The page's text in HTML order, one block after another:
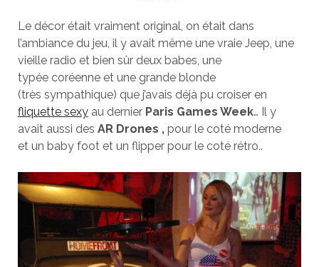
Le décor était vraiment original, on était dans
l’ambiance du jeu, il y avait même une vraie Jeep, une
vieille radio et bien sûr deux babes, une
typée coréenne et une grande blonde
(très sympathique) que j’avais déjà pu croiser en
fliquette sexyau dernier Paris Games Week… Il y
avait aussi des AR Drones , pour le coté moderne
et un baby foot et un flipper pour le coté rétro..